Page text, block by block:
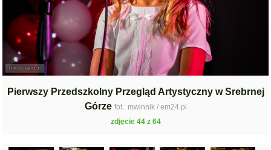
Pierwszy Przedszkolny Przegląd Artystyczny w Srebrnej
Górze fot.: mwinnik / em24.pl
zdjęcie 44 z 64